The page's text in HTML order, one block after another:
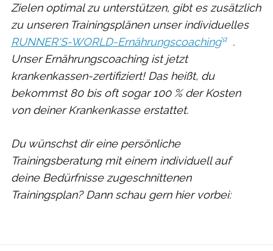
Zielen optimal zu unterstützen, gibt es zusätzlich
zu unseren Trainingsplänen unser individuelles
RUNNER'S-WORLD-Ernährungscoaching
.
Unser Ernährungscoaching ist jetzt
krankenkassen-zertifiziert! Das heißt, du
bekommst 80 bis oft sogar 100 % der Kosten
von deiner Krankenkasse erstattet.
Du wünschst dir eine persönliche
Trainingsberatung mit einem individuell auf
deine Bedürfnisse zugeschnittenen
Trainingsplan? Dann schau gern hier vorbei: